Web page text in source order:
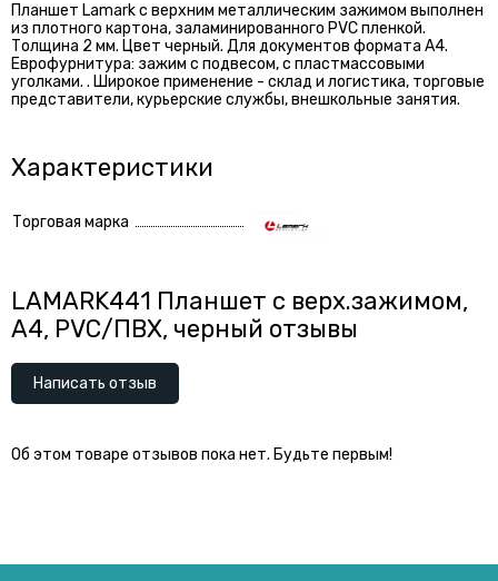
Планшет Lamark c верхним металлическим зажимом выполнен
из плотного картона, заламинированного PVC пленкой.
Толщина 2 мм. Цвет черный. Для документов формата А4.
Еврофурнитура: зажим с подвесом, с пластмассовыми
уголками. . Широкое применение - склад и логистика, торговые
представители, курьерские службы, внешкольные занятия.
Характеристики
Торговая марка
LAMARK441 Планшет с верх.зажимом,
А4, PVC/ПВХ, черный отзывы
Написать отзыв
Об этом товаре отзывов пока нет. Будьте первым!